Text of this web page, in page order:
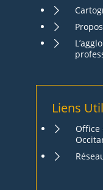
Liens
Office